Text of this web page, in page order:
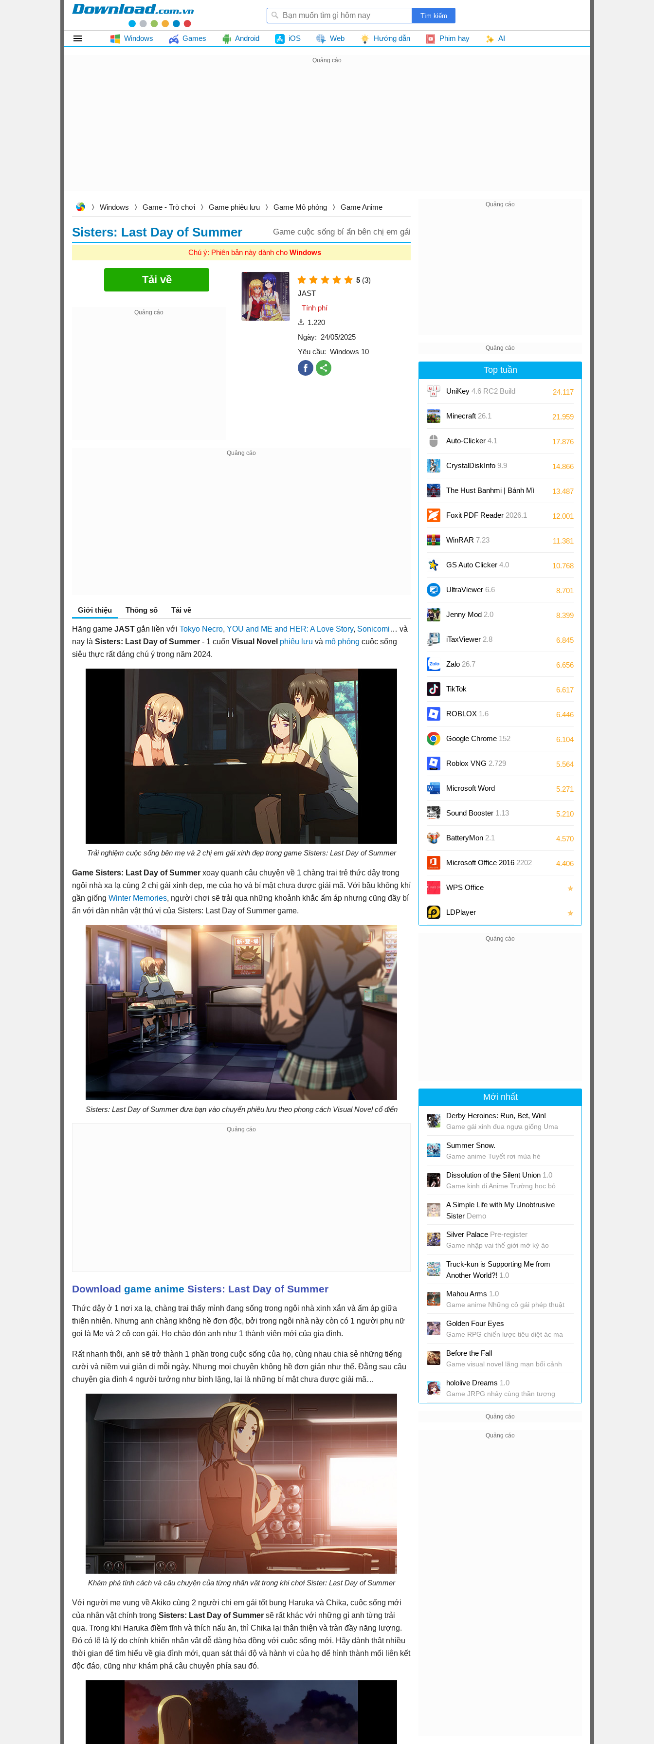
Windows Games Android iOS Web Hướng dẫn Phim hay AI
Windows Game - Trò chơi Game phiêu lưu Game Mô phỏng Game Anime
Sisters: Last Day of Summer Game cuộc sống bí ẩn bên chị em gái
Chú ý: Phiên bản này dành cho Windows
Tải về 5 (3)
JAST
Tính phí
1.220
Ngày: 24/05/2025
Yêu cầu: Windows 10
Giới thiệu Thông số Tải về
Hãng game JAST gắn liền với Tokyo Necro, YOU and ME and HER: A Love Story, Sonicomi… và
nay là Sisters: Last Day of Summer - 1 cuốn Visual Novel phiêu lưu và mô phỏng cuộc sống
siêu thực rất đáng chú ý trong năm 2024.
Trải nghiệm cuộc sống bên mẹ và 2 chị em gái xinh đẹp trong game Sisters: Last Day of Summer
Game Sisters: Last Day of Summer xoay quanh câu chuyện về 1 chàng trai trẻ thức dậy trong
ngôi nhà xa lạ cùng 2 chị gái xinh đẹp, mẹ của họ và bí mật chưa được giải mã. Với bầu không khí
gần giống Winter Memories, người chơi sẽ trải qua những khoảnh khắc ấm áp nhưng cũng đầy bí
ẩn với dàn nhân vật thú vị của Sisters: Last Day of Summer game.
Sisters: Last Day of Summer đưa bạn vào chuyến phiêu lưu theo phong cách Visual Novel cổ điển
Download game anime Sisters: Last Day of Summer
Thức dậy ở 1 nơi xa lạ, chàng trai thấy mình đang sống trong ngôi nhà xinh xắn và ấm áp giữa
thiên nhiên. Nhưng anh chàng không hề đơn độc, bởi trong ngôi nhà này còn có 1 người phụ nữ
gọi là Mẹ và 2 cô con gái. Họ chào đón anh như 1 thành viên mới của gia đình.
Rất nhanh thôi, anh sẽ trở thành 1 phần trong cuộc sống của họ, cùng nhau chia sẻ những tiếng
cười và niềm vui giản dị mỗi ngày. Nhưng mọi chuyện không hề đơn giản như thế. Đằng sau câu
chuyện gia đình 4 người tưởng như bình lặng, lại là những bí mật chưa được giải mã…
Khám phá tính cách và câu chuyện của từng nhân vật trong khi chơi Sister: Last Day of Summer
Với người mẹ vụng về Akiko cùng 2 người chị em gái tốt bụng Haruka và Chika, cuộc sống mới
của nhân vật chính trong Sisters: Last Day of Summer sẽ rất khác với những gì anh từng trải
qua. Trong khi Haruka điềm tĩnh và thích nấu ăn, thì Chika lại thân thiện và tràn đầy năng lượng.
Đó có lẽ là lý do chính khiến nhân vật dễ dàng hòa đồng với cuộc sống mới. Hãy dành thật nhiều
thời gian để tìm hiểu về gia đình mới, quan sát thái độ và hành vi của họ để hình thành mối liên kết
độc đáo, cũng như khám phá câu chuyện phía sau đó.
Top tuần
UniKey 4.6 RC2 Build
230919
24.117
Minecraft 26.1 21.959
Auto-Clicker 4.1 17.876
CrystalDiskInfo 9.9 14.866
The Hust Banhmi | Bánh Mì
Bách Khoa
13.487
Foxit PDF Reader 2026.1 12.001
WinRAR 7.23 11.381
GS Auto Clicker 4.0 10.768
UltraViewer 6.6 8.701
Jenny Mod 2.0 8.399
iTaxViewer 2.8 6.845
Zalo 26.7 6.656
TikTok 6.617
ROBLOX 1.6 6.446
Google Chrome 152 6.104
Roblox VNG 2.729 5.564
Microsoft Word
2024/2021/2019/2016
5.271
Sound Booster 1.13 5.210
BatteryMon 2.1 4.570
Microsoft Office 2016 2202
(16.0
4.406
WPS Office ✯
LDPlayer ✯
Mới nhất
Derby Heroines: Run, Bet, Win!
Game gái xinh đua ngựa giống Uma
Summer Snow.
Game anime Tuyết rơi mùa hè
Dissolution of the Silent Union 1.0
Game kinh dị Anime Trường học bỏ
A Simple Life with My Unobtrusive
Sister Demo
Silver Palace Pre-register
Game nhập vai thế giới mở kỳ ảo
Truck-kun is Supporting Me from
Another World?! 1.0
phố
Mahou Arms 1.0
Game anime Những cô gái phép thuật
Golden Four Eyes
Game RPG chiến lược tiêu diệt ác ma
Before the Fall
Game visual novel lãng mạn bối cảnh
hololive Dreams 1.0
Game JRPG nhảy cùng thần tượng
hololive